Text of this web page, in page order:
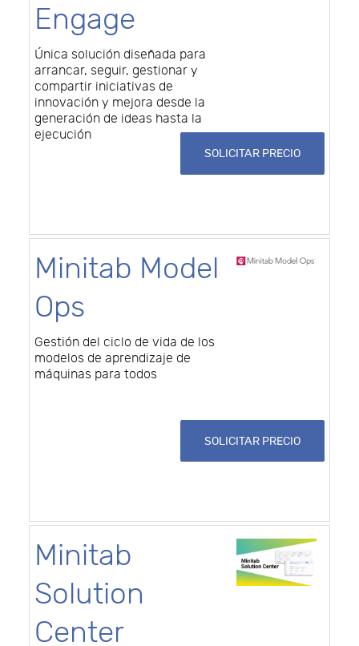
Engage
Única solución diseñada para
arrancar, seguir, gestionar y
compartir iniciativas de
innovación y mejora desde la
generación de ideas hasta la
ejecución
SOLICITAR PRECIO
Minitab Model
Ops
Gestión del ciclo de vida de los
modelos de aprendizaje de
máquinas para todos
SOLICITAR PRECIO
Minitab
Solution
Center